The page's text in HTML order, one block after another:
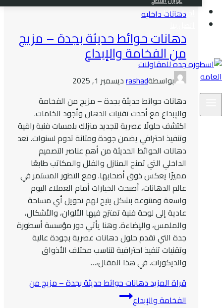
اخر اعمالنا
دهانات داخليه
دهانات حوائط حديثة بجدة – مزيج
من الفخامة والإبداع
بواسطةrashadديسمبر 1, 2025
دهانات حوائط حديثة بجدة – مزيج من الفخامة
والإبداع مع أحدث تقنيات الدهان وأجود الخامات.
اكتشف حلولًا عصرية لتجديد منزلك بلمسات فنية راقية
وتنفيذ احترافي يضمن جودة ومتانة تدوم لسنوات. تعد
دهانات الحوائط الحديثة من أهم عناصر التصميم
الداخلي التي تمنح المنازل والفلل والمكاتب طابعًا
مميزًا يعكس ذوق أصحابها. ومع التطور المستمر في
عالم الدهانات، أصبحت الخيارات أمام العملاء اليوم
واسعة ومتنوعة بشكل يتيح لهم تحويل أي مساحة
عادية إلى لوحة فنية تمتزج فيها الألوان، والأشكال،
والملمس، والإضاءة. وهنا يأتي دور مؤسسة أسطورة
جدة التي تقدم حلول دهانات عصرية بجودة عالية
وتقنيات تنفيذ احترافية لتناسب مختلف الأذواق
والديكورات. في هذا المقال،…
قراة المزيددهانات حوائط حديثة بجدة – مزيج من
الفخامة والإبداع